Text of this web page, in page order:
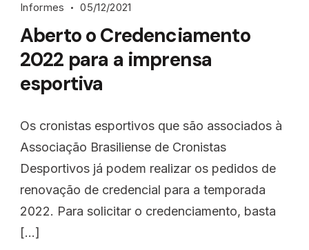
Informes 05/12/2021
Aberto o Credenciamento
2022 para a imprensa
esportiva
Os cronistas esportivos que são associados à
Associação Brasiliense de Cronistas
Desportivos já podem realizar os pedidos de
renovação de credencial para a temporada
2022. Para solicitar o credenciamento, basta
[…]